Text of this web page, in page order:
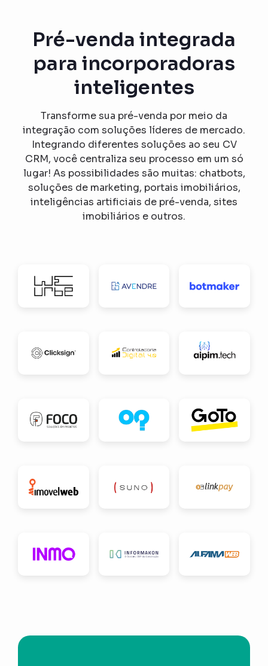
Pré-venda integrada
para incorporadoras
inteligentes
Transforme sua pré-venda por meio da
integração com soluções líderes de mercado.
Integrando diferentes soluções ao seu CV
CRM, você centraliza seu processo em um só
lugar! As possibilidades são muitas: chatbots,
soluções de marketing, portais imobiliários,
inteligências artificiais de pré-venda, sites
imobiliários e outros.